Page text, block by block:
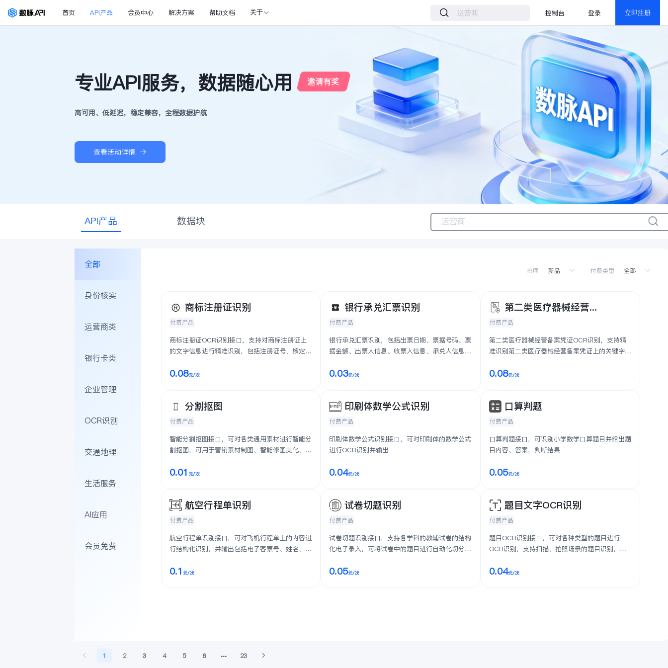
首页 API产品 会员中心 解决方案 帮助文档 关于 控制台 登录 立即注册
专业API服务，数据随心用 邀请有奖
高可用、低延迟，稳定兼容，全程数据护航
查看活动详情
API产品 数据块
全部
身份核实
运营商类
银行卡类
企业管理
OCR识别
交通地理
生活服务
AI应用
会员免费
排序 付费类型
商标注册证识别
付费产品
商标注册证OCR识别接口，支持对商标注册证上
的文字信息进行精准识别，包括注册证号、核定使
0.08元/次
银行承兑汇票识别
付费产品
银行承兑汇票识别，包括出票日期、票据号码、票
据金额、出票人信息、收票人信息、承兑人信息、
0.03元/次
第二类医疗器械经营...
付费产品
第二类医疗器械经营备案凭证OCR识别，支持精
准识别第二类医疗器械经营备案凭证上的关键字段
0.08元/次
分割抠图
付费产品
智能分割抠图接口，可对各类通用素材进行智能分
割抠图，可用于营销素材制图、智能修图美化、电
0.01 元/次
印刷体数学公式识别
付费产品
印刷体数学公式识别接口，可对印刷体的数学公式
进行OCR识别并输出
0.04元/次
口算判题
付费产品
口算判题接口，可识别小学数学口算题目并给出题
目内容、答案，判断结果
0.05元/次
航空行程单识别
付费产品
航空行程单识别接口，可对飞机行程单上的内容进
行结构化识别，并输出包括电子客票号、姓名、始
0.1 元/次
试卷切题识别
付费产品
试卷切题识别接口，支持各学科的教辅试卷的结构
化电子录入，可将试卷中的题目进行自动化切分和
0.05元/次
题目文字OCR识别
付费产品
题目OCR识别接口，可对各种类型的题目进行
OCR识别，支持扫描、拍照场景的题目识别，支
0.04元/次
1 2 3 4 5 6 23